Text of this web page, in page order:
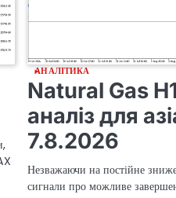
АНАЛІТИКА
Natural Gas
аналіз для
7.8.2026
Незважаючи на постійне
сигнали про можливе